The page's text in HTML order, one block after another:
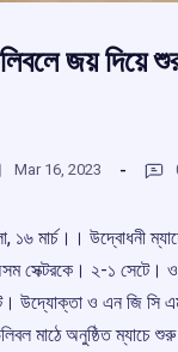
জয় দিয়ে
Mar 16, 2023
১৬ মার্চ।। উদ্বোধনী
সেক্টরকে। ২-‌১ সেটে। ও
উদ্যোক্তা ও এন জি সি
মাঠে অনুষ্ঠিত ম্যাচে শুরু